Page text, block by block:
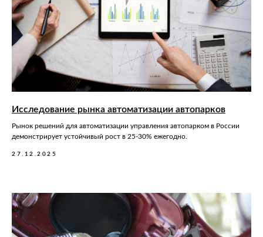
Исследование рынка автоматизации автопарков
Рынок решений для автоматизации управления автопарком в России
демонстрирует устойчивый рост в 25-30% ежегодно.
27.12.2025